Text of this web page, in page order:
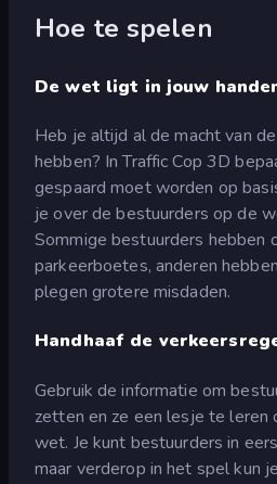
Hoe te spelen
De wet ligt in jouw
Heb je altijd al de macht van
hebben? In Traffic Cop 3D
gespaard moet worden op
je over de bestuurders op de
Sommige bestuurders hebben
parkeerboetes, anderen
plegen grotere misdaden.
Handhaaf de
Gebruik de informatie om
zetten en ze een lesje te leren
wet. Je kunt bestuurders in
maar verderop in het spel kun